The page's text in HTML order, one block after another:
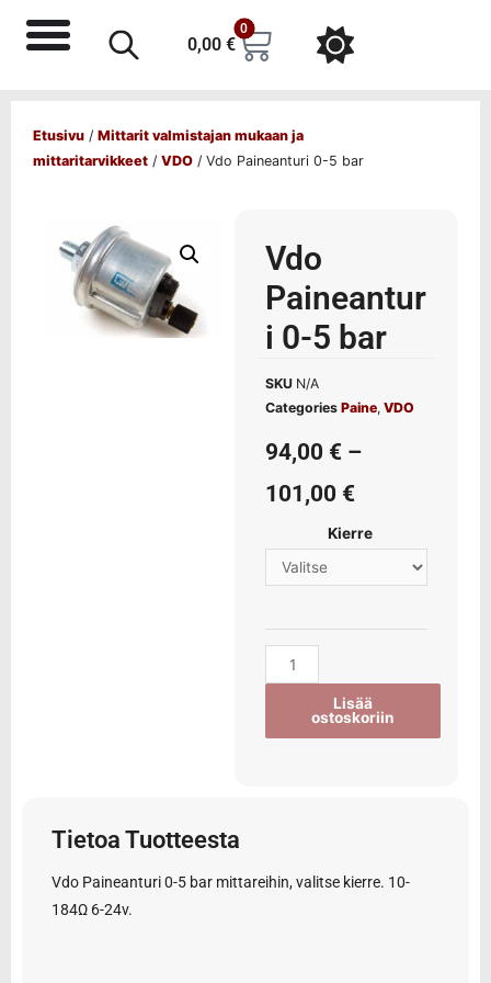
0,00 €
0
Etusivu / Mittarit valmistajan mukaan ja
mittaritarvikkeet / VDO / Vdo Paineanturi 0-5 bar
Vdo
Paineantur
i 0-5 bar
SKU N/A
Categories Paine, VDO
94,00 € –
101,00 €
Kierre
Lisää
ostoskoriin
Tietoa Tuotteesta
Vdo Paineanturi 0-5 bar mittareihin, valitse kierre. 10-
184Ω 6-24v.